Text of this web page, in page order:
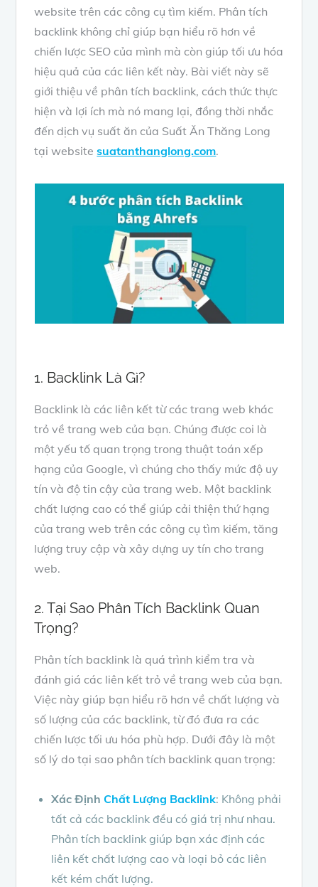
website trên các công cụ tìm kiếm. Phân tích
backlink không chỉ giúp bạn hiểu rõ hơn về
chiến lược SEO của mình mà còn giúp tối ưu hóa
hiệu quả của các liên kết này. Bài viết này sẽ
giới thiệu về phân tích backlink, cách thức thực
hiện và lợi ích mà nó mang lại, đồng thời nhắc
đến dịch vụ suất ăn của Suất Ăn Thăng Long
tại websitesuatanthanglong.com.
1. Backlink Là Gì?
Backlink là các liên kết từ các trang web khác
trỏ về trang web của bạn. Chúng được coi là
một yếu tố quan trọng trong thuật toán xếp
hạng của Google, vì chúng cho thấy mức độ uy
tín và độ tin cậy của trang web. Một backlink
chất lượng cao có thể giúp cải thiện thứ hạng
của trang web trên các công cụ tìm kiếm, tăng
lượng truy cập và xây dựng uy tín cho trang
web.
2. Tại Sao Phân Tích Backlink Quan
Trọng?
Phân tích backlink là quá trình kiểm tra và
đánh giá các liên kết trỏ về trang web của bạn.
Việc này giúp bạn hiểu rõ hơn về chất lượng và
số lượng của các backlink, từ đó đưa ra các
chiến lược tối ưu hóa phù hợp. Dưới đây là một
số lý do tại sao phân tích backlink quan trọng:
Xác ĐịnhChất Lượng Backlink: Không phải
tất cả các backlink đều có giá trị như nhau.
Phân tích backlink giúp bạn xác định các
liên kết chất lượng cao và loại bỏ các liên
kết kém chất lượng.